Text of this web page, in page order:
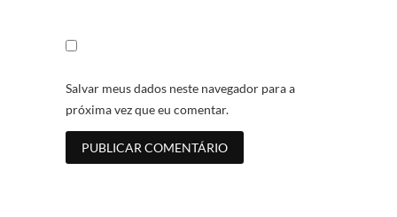
Salvar meus dados neste navegador para a
próxima vez que eu comentar.